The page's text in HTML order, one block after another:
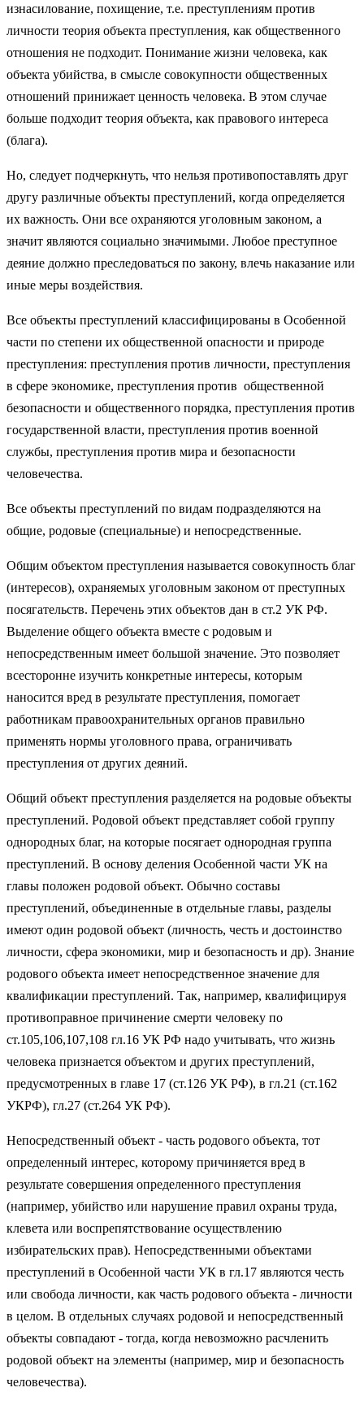
изнасилование, похищение, т.е. преступлениям против
личности теория объекта преступления, как общественного
отношения не подходит. Понимание жизни человека, как
объекта убийства, в смысле совокупности общественных
отношений принижает ценность человека. В этом случае
больше подходит теория объекта, как правового интереса
(блага).
Но, следует подчеркнуть, что нельзя противопоставлять друг
другу различные объекты преступлений, когда определяется
их важность. Они все охраняются уголовным законом, а
значит являются социально значимыми. Любое преступное
деяние должно преследоваться по закону, влечь наказание или
иные меры воздействия.
Все объекты преступлений классифицированы в Особенной
части по степени их общественной опасности и природе
преступления: преступления против личности, преступления
в сфере экономике, преступления против общественной
безопасности и общественного порядка, преступления против
государственной власти, преступления против военной
службы, преступления против мира и безопасности
человечества.
Все объекты преступлений по видам подразделяются на
общие, родовые (специальные) и непосредственные.
Общим объектом преступления называется совокупность благ
(интересов), охраняемых уголовным законом от преступных
посягательств. Перечень этих объектов дан в ст.2 УК РФ.
Выделение общего объекта вместе с родовым и
непосредственным имеет большой значение. Это позволяет
всесторонне изучить конкретные интересы, которым
наносится вред в результате преступления, помогает
работникам правоохранительных органов правильно
применять нормы уголовного права, ограничивать
преступления от других деяний.
Общий объект преступления разделяется на родовые объекты
преступлений. Родовой объект представляет собой группу
однородных благ, на которые посягает однородная группа
преступлений. В основу деления Особенной части УК на
главы положен родовой объект. Обычно составы
преступлений, объединенные в отдельные главы, разделы
имеют один родовой объект (личность, честь и достоинство
личности, сфера экономики, мир и безопасность и др). Знание
родового объекта имеет непосредственное значение для
квалификации преступлений. Так, например, квалифицируя
противоправное причинение смерти человеку по
ст.105,106,107,108 гл.16 УК РФ надо учитывать, что жизнь
человека признается объектом и других преступлений,
предусмотренных в главе 17 (ст.126 УК РФ), в гл.21 (ст.162
УКРФ), гл.27 (ст.264 УК РФ).
Непосредственный объект - часть родового объекта, тот
определенный интерес, которому причиняется вред в
результате совершения определенного преступления
(например, убийство или нарушение правил охраны труда,
клевета или воспрепятствование осуществлению
избирательских прав). Непосредственными объектами
преступлений в Особенной части УК в гл.17 являются честь
или свобода личности, как часть родового объекта - личности
в целом. В отдельных случаях родовой и непосредственный
объекты совпадают - тогда, когда невозможно расчленить
родовой объект на элементы (например, мир и безопасность
человечества).